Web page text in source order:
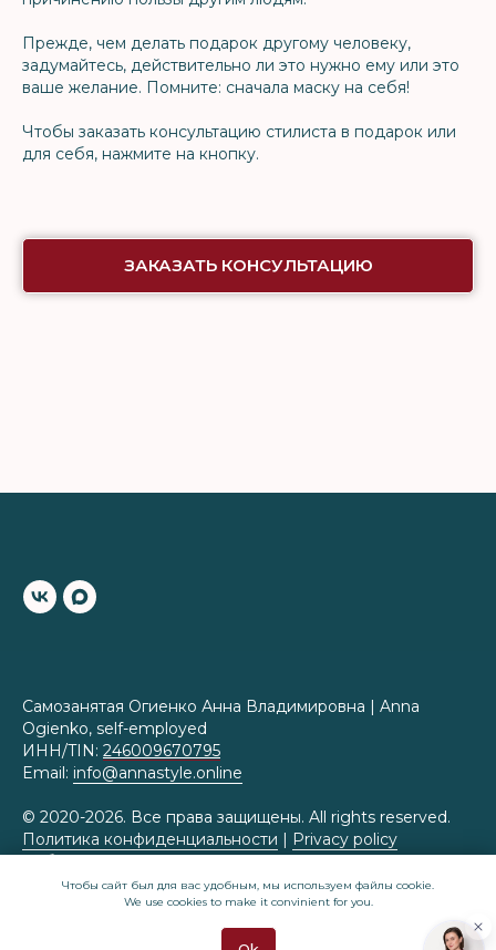
Прежде, чем делать подарок другому человеку,
задумайтесь, действительно ли это нужно ему или это
ваше желание. Помните: сначала маску на себя!
Чтобы заказать консультацию стилиста в подарок или
для себя, нажмите на кнопку.
ЗАКАЗАТЬ КОНСУЛЬТАЦИЮ
Самозанятая Огиенко Анна Владимировна | Anna
Ogienko, self-employed
ИНН/TIN: 246009670795
Email: info@annastyle.online
© 2020-2026. Все права защищены. All rights reserved.
Политика конфиденциальности | Privacy policy
Публичная оферта|Public offer
Приказ Роскомнадзора № 430 от 07.07.2025 о
внесении в реестр операторов персональных данных
Чтобы сайт был для вас удобным, мы используем файлы cookie.
We use cookies to make it convinient for you.